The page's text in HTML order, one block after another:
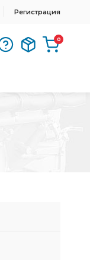
Регистрация
0